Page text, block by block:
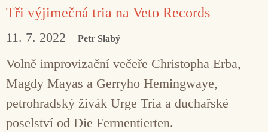
Tři výjimečná tria na Veto Records
11. 7. 2022 Petr Slabý
Volně improvizační večeře Christopha Erba,
Magdy Mayas a Gerryho Hemingwaye,
petrohradský živák Urge Tria a duchařské
poselství od Die Fermentierten.